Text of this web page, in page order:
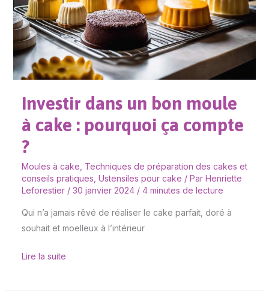
Investir dans un bon moule
à cake : pourquoi ça compte
?
Moules à cake Techniques de préparation des cakes et
conseils pratiques Ustensiles pour cake / Par Henriette
Leforestier / 30 janvier 2024 / 4 minutes de lecture
Qui n’a jamais rêvé de réaliser le cake parfait, doré à
souhait et moelleux à l’intérieur
à
cake
:
pourquoi
ça
Lire la suite